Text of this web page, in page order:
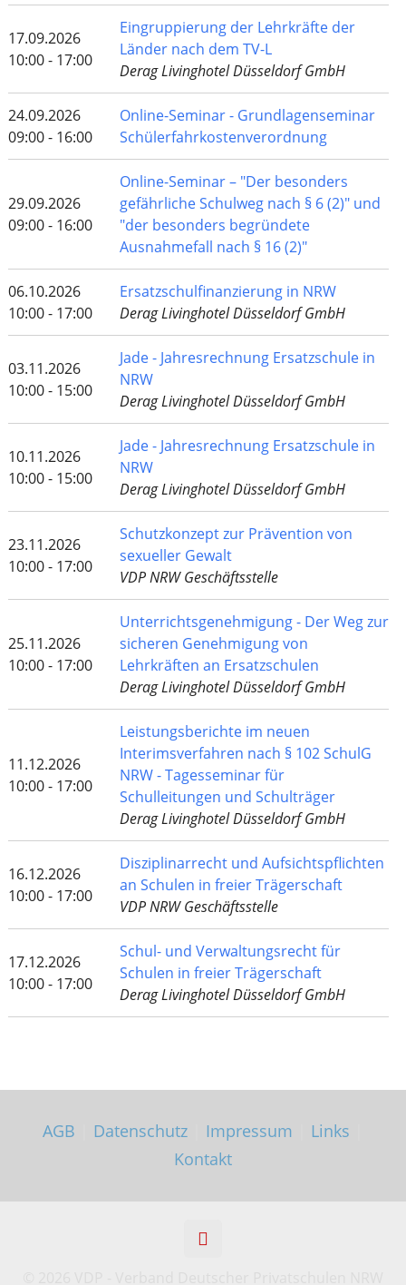
17.09.2026
10:00 - 17:00
Eingruppierung der Lehrkräfte der
Länder nach dem TV-L
Derag Livinghotel Düsseldorf GmbH
24.09.2026
09:00 - 16:00
Online-Seminar - Grundlagenseminar
Schülerfahrkostenverordnung
29.09.2026
09:00 - 16:00
Online-Seminar – "Der besonders
gefährliche Schulweg nach § 6 (2)" und
"der besonders begründete
Ausnahmefall nach § 16 (2)"
06.10.2026
10:00 - 17:00
Ersatzschulfinanzierung in NRW
Derag Livinghotel Düsseldorf GmbH
03.11.2026
10:00 - 15:00
Jade - Jahresrechnung Ersatzschule in
NRW
Derag Livinghotel Düsseldorf GmbH
10.11.2026
10:00 - 15:00
Jade - Jahresrechnung Ersatzschule in
NRW
Derag Livinghotel Düsseldorf GmbH
23.11.2026
10:00 - 17:00
Schutzkonzept zur Prävention von
sexueller Gewalt
VDP NRW Geschäftsstelle
25.11.2026
10:00 - 17:00
Unterrichtsgenehmigung - Der Weg zur
sicheren Genehmigung von
Lehrkräften an Ersatzschulen
Derag Livinghotel Düsseldorf GmbH
11.12.2026
10:00 - 17:00
Leistungsberichte im neuen
Interimsverfahren nach § 102 SchulG
NRW - Tagesseminar für
Schulleitungen und Schulträger
Derag Livinghotel Düsseldorf GmbH
16.12.2026
10:00 - 17:00
Disziplinarrecht und Aufsichtspflichten
an Schulen in freier Trägerschaft
VDP NRW Geschäftsstelle
17.12.2026
10:00 - 17:00
Schul- und Verwaltungsrecht für
Schulen in freier Trägerschaft
Derag Livinghotel Düsseldorf GmbH
AGB Datenschutz Impressum Links
Kontakt